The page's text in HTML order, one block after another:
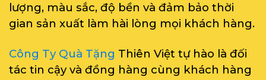
lượng, màu sắc, độ bền và đảm bảo thời
gian sản xuất làm hài lòng mọi khách hàng.
Công Ty Quà Tặng Thiên Việt tự hào là đối
tác tin cậy và đồng hàng cùng khách hàng